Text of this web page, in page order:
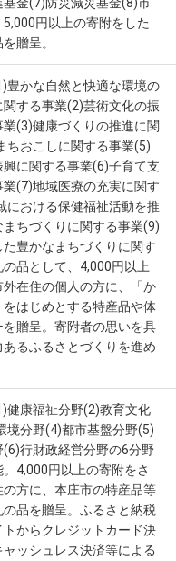
円以上の寄附をした
贈呈。
豊かな自然と快適な環境の
関する事業(2)芸術文化の振
(3)健康づくりの推進に関
ちおこしに関する事業(5)
興に関する事業(6)子育て支
(7)地域医療の充実に関す
における保健福祉活動を推
ちづくりに関する事業(9)
豊かなまちづくりに関す
品として、4,000円以上
在住の個人の方に、「か
をはじめとする特産品や体
贈呈。寄附者の思いを具
るふるさとづくりを進め
健康福祉分野(2)教育文化
境分野(4)都市基盤分野(5)
(6)行財政経営分野の6分野
4,000円以上の寄附をさ
方に、本庄市の特産品等
品を贈呈。ふるさと納税
トからクレジットカード決
ッシュレス決済等による